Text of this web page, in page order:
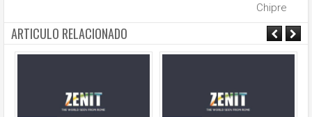
Chipre
ARTICULO RELACIONADO